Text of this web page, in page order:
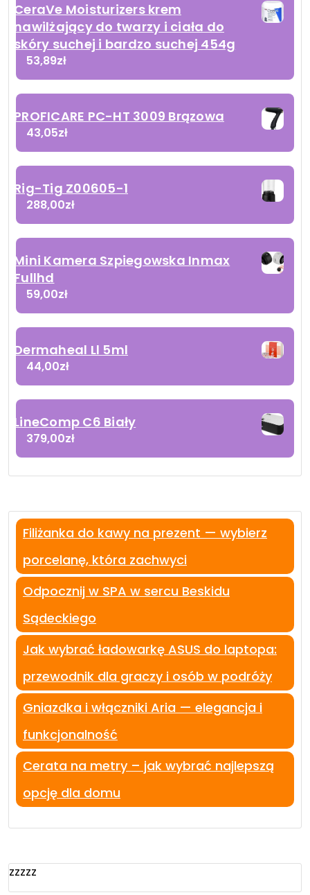
CeraVe Moisturizers krem
nawilżający do twarzy i ciała do
skóry suchej i bardzo suchej 454g
53,89zł
PROFICARE PC-HT 3009 Brązowa
43,05zł
Rig-Tig Z00605-1
288,00zł
Mini Kamera Szpiegowska Inmax
Fullhd
59,00zł
Dermaheal Ll 5ml
44,00zł
LineComp C6 Biały
379,00zł
Filiżanka do kawy na prezent — wybierz
porcelanę, która zachwyci
Odpocznij w SPA w sercu Beskidu
Sądeckiego
Jak wybrać ładowarkę ASUS do laptopa:
przewodnik dla graczy i osób w podróży
Gniazdka i włączniki Aria — elegancja i
funkcjonalność
Cerata na metry – jak wybrać najlepszą
opcję dla domu
zzzzz